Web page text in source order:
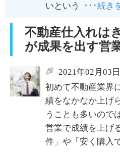
いという
･･･続き
不動産仕入れは
が成果を出す営
2021年02月03日
初めて不動産業界
績をなかなか上げ
うことも多いので
営業で成績を上げ
件」や「安く購入